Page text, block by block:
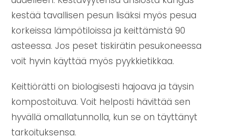
kestää tavallisen pesun lisäksi myös pesua
korkeissa lämpötiloissa ja keittämistä 90
asteessa. Jos peset tiskirätin pesukoneessa
voit hyvin käyttää myös pyykkietikkaa.
Keittiörätti on biologisesti hajoava ja täysin
kompostoituva. Voit helposti hävittää sen
hyvällä omallatunnolla, kun se on täyttänyt
tarkoituksensa.